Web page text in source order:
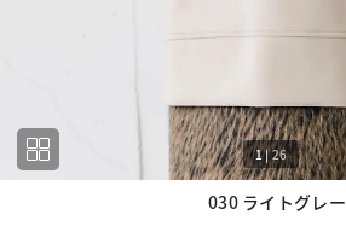
030 ライトグレー
1|26